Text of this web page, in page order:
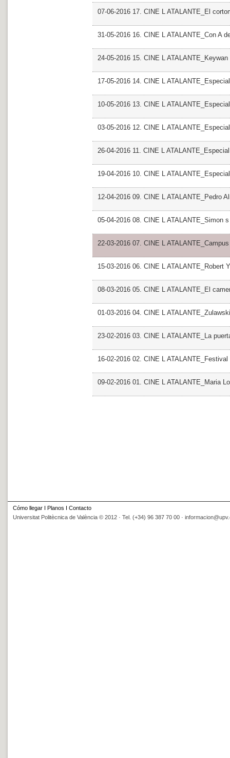
07-06-2016 17. CINE L ATALANTE_El
31-05-2016 16. CINE L ATALANTE_Con A
24-05-2016 15. CINE L
17-05-2016 14. CINE L
10-05-2016 13. CINE L
03-05-2016 12. CINE L
26-04-2016 11. CINE L
19-04-2016 10. CINE L
12-04-2016 09. CINE L ATALANTE_Pedro
05-04-2016 08. CINE L ATALANTE_Simon
22-03-2016 07. CINE L
15-03-2016 06. CINE L ATALANTE_Robert
08-03-2016 05. CINE L ATALANTE_El
01-03-2016 04. CINE L ATALANTE_Zulawski
23-02-2016 03. CINE L ATALANTE_La
16-02-2016 02. CINE L
09-02-2016 01. CINE L ATALANTE_Maria
Cómo llegar Planos
Contacto
Universitat Politècnica de València © 2012 · Tel. (+34) 96 387 70 00 ·